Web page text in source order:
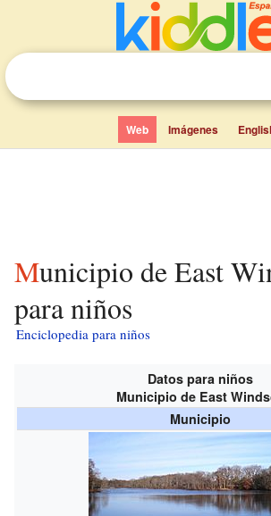
Web Imágenes
Municipio de East Windsor
para niños
Enciclopedia para niños
Datos para niños
Municipio de East
Municipio